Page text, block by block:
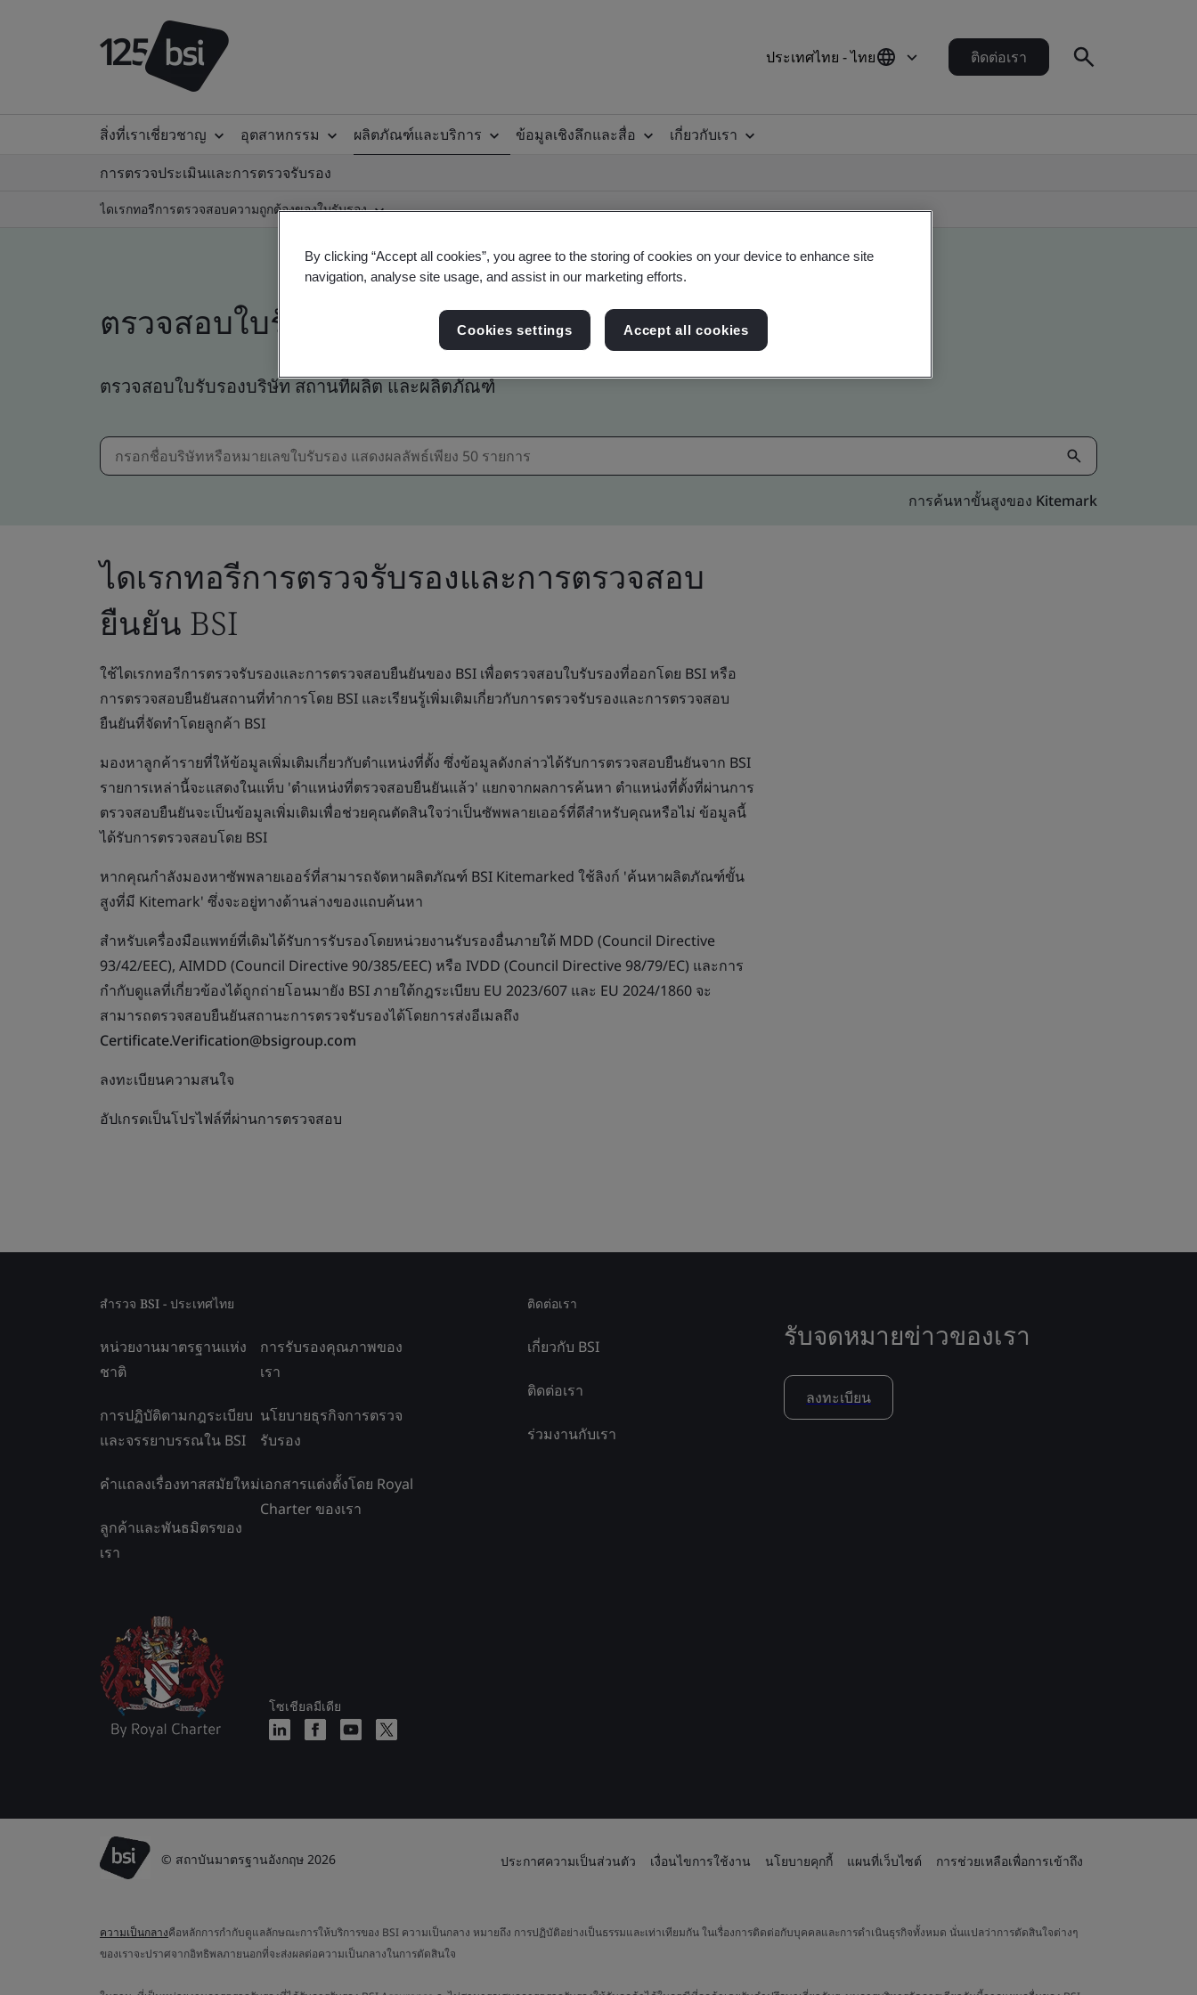
ประเทศไทย - ไทย ติดต่อเรา
สิ่งที่เราเชี่ยวชาญ อุตสาหกรรม ผลิตภัณฑ์และบริการ ข้อมูลเชิงลึกและสื่อ
เกี่ยวกับเรา
การตรวจประเมินและการตรวจรับรอง
ไดเรกทอรีการตรวจสอบความถูกต้องของใบรับรอง
ตรวจสอบใบรับรองที่ออกโดย BSI
ตรวจสอบใบรับรองบริษัท สถานที่ผลิต และผลิตภัณฑ์
การค้นหาขั้นสูงของ Kitemark
ไดเรกทอรีการตรวจรับรองและการตรวจสอบ
ยืนยัน BSI
ใช้ไดเรกทอรีการตรวจรับรองและการตรวจสอบยืนยันของ BSI เพื่อตรวจสอบใบรับรองที่ออกโดย BSI หรือ
การตรวจสอบยืนยันสถานที่ทำการโดย BSI และเรียนรู้เพิ่มเติมเกี่ยวกับการตรวจรับรองและการตรวจสอบ
ยืนยันที่จัดทำโดยลูกค้า BSI
มองหาลูกค้ารายที่ให้ข้อมูลเพิ่มเติมเกี่ยวกับตำแหน่งที่ตั้ง ซึ่งข้อมูลดังกล่าวได้รับการตรวจสอบยืนยันจาก BSI
รายการเหล่านี้จะแสดงในแท็บ 'ตำแหน่งที่ตรวจสอบยืนยันแล้ว' แยกจากผลการค้นหา ตำแหน่งที่ตั้งที่ผ่านการ
ตรวจสอบยืนยันจะเป็นข้อมูลเพิ่มเติมเพื่อช่วยคุณตัดสินใจว่าเป็นซัพพลายเออร์ที่ดีสำหรับคุณหรือไม่ ข้อมูลนี้
ได้รับการตรวจสอบโดย BSI
หากคุณกำลังมองหาซัพพลายเออร์ที่สามารถจัดหาผลิตภัณฑ์ BSI Kitemarked ใช้ลิงก์ 'ค้นหาผลิตภัณฑ์ขั้น
สูงที่มี Kitemark' ซึ่งจะอยู่ทางด้านล่างของแถบค้นหา
สำหรับเครื่องมือแพทย์ที่เดิมได้รับการรับรองโดยหน่วยงานรับรองอื่นภายใต้ MDD (Council Directive
93/42/EEC), AIMDD (Council Directive 90/385/EEC) หรือ IVDD (Council Directive 98/79/EC) และการ
กำกับดูแลที่เกี่ยวข้องได้ถูกถ่ายโอนมายัง BSI ภายใต้กฎระเบียบ EU 2023/607 และ EU 2024/1860 จะ
สามารถตรวจสอบยืนยันสถานะการตรวจรับรองได้โดยการส่งอีเมลถึง
Certificate.Verification@bsigroup.com
ลงทะเบียนความสนใจ
อัปเกรดเป็นโปรไฟล์ที่ผ่านการตรวจสอบ
สำรวจ BSI - ประเทศไทย
หน่วยงานมาตรฐานแห่ง
ชาติ
การปฏิบัติตามกฎระเบียบ
และจรรยาบรรณใน BSI
คำแถลงเรื่องทาสสมัยใหม่
ลูกค้าและพันธมิตรของ
เรา
การรับรองคุณภาพของ
เรา
นโยบายธุรกิจการตรวจ
รับรอง
เอกสารแต่งตั้งโดย Royal
Charter ของเรา
โซเชียลมีเดีย
ติดต่อเรา
เกี่ยวกับ BSI
ติดต่อเรา
ร่วมงานกับเรา
รับจดหมายข่าวของเรา
ลงทะเบียน
© สถาบันมาตรฐานอังกฤษ 2026 ประกาศความเป็นส่วนตัว เงื่อนไขการใช้งาน นโยบายคุกกี้ แผนที่เว็บไซต์ การช่วยเหลือเพื่อการเข้าถึง
ความเป็นกลางคือหลักการกำกับดูแลลักษณะการให้บริการของ BSI ความเป็นกลาง หมายถึง การปฏิบัติอย่างเป็นธรรมและเท่าเทียมกัน ในเรื่องการติดต่อกับบุคคลและการดำเนินธุรกิจทั้งหมด นั่นแปลว่าการตัดสินใจต่างๆ
ของเราจะปราศจากอิทธิพลภายนอกที่จะส่งผลต่อความเป็นกลางในการตัดสินใจ
By clicking “Accept all cookies”, you agree to the storing of cookies on your device to enhance site
navigation, analyse site usage, and assist in our marketing efforts.
Cookies settings Accept all cookies